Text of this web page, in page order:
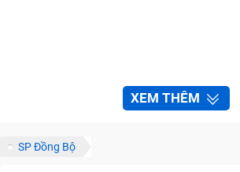
XEM THÊM
SP Đồng Bộ